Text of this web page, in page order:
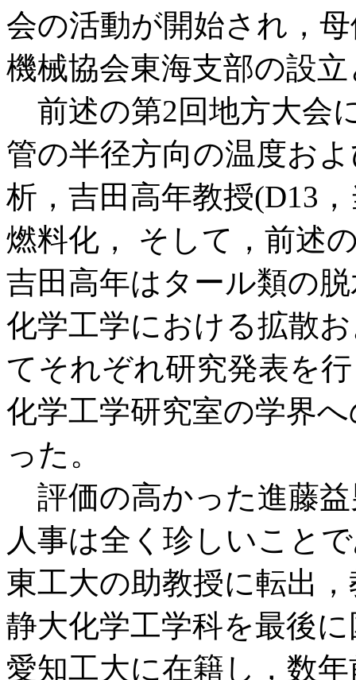
会の活動が開始され，
機械協会東海支部の設
前述の第2回地方大会
管の半径方向の温度お
析，吉田高年教授(D13
燃料化， そして，前述
吉田高年はタール類の
化学工学における拡散
てそれぞれ研究発表を
化学工学研究室の学界
った。
評価の高かった進藤益
人事は全く珍しいこと
東工大の助教授に転出
静大化学工学科を最後
愛知工大に在籍し，数